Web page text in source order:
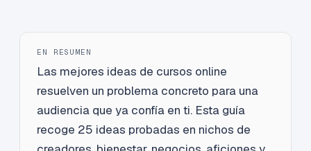
EN RESUMEN
Las mejores ideas de cursos online
resuelven un problema concreto para una
audiencia que ya confía en ti. Esta guía
recoge 25 ideas probadas en nichos de